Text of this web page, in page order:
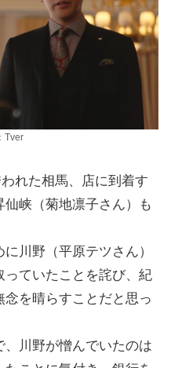
Tver
れた相馬、店に到着す
峡（菊地凛子さん）も
川野（平原テツさん）
ていたことを詫び、紀
を晴らすことだと思っ
、川野が憎んでいたのは